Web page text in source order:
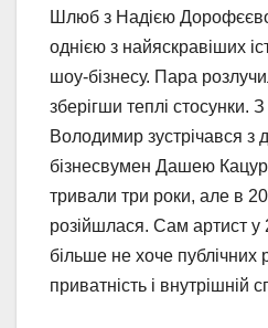
Шлюб з Надією
однією з найяскравіших
шоу-бізнесу. Пара
зберігши теплі стосунки.
Володимир зустрічався з
бізнесвумен Дашею
тривали три роки, але в
розійшлася. Сам артист
більше не хоче
приватність і внутрішній